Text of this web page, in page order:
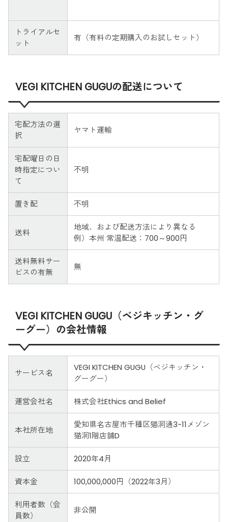
トライアルセ
ット
有（有料の定期購入のお試しセット）
VEGI KITCHEN GUGUの配送について
宅配方法の選
択
ヤマト運輸
宅配曜日の日
時指定につい
て
不明
置き配 不明
送料
地域、および配送方法により異なる
例）本州 常温配送：700～900円
送料無料サー
ビスの有無
無
VEGI KITCHEN GUGU（ベジキッチン・グ
ーグー）の会社情報
サービス名
VEGI KITCHEN GUGU（ベジキッチン・
グーグー）
運営会社名 株式会社Ethics and Belief
本社所在地
愛知県名古屋市千種区猫洞通3-11メゾン
猫洞1階店舗D
設立 2020年4月
資本金 100,000,000円（2022年3月）
利用者数（会
員数）
非公開